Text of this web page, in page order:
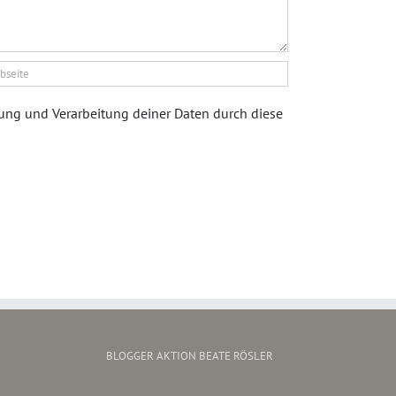
und Verarbeitung deiner Daten durch diese
BLOGGER AKTION BEATE RÖSLER